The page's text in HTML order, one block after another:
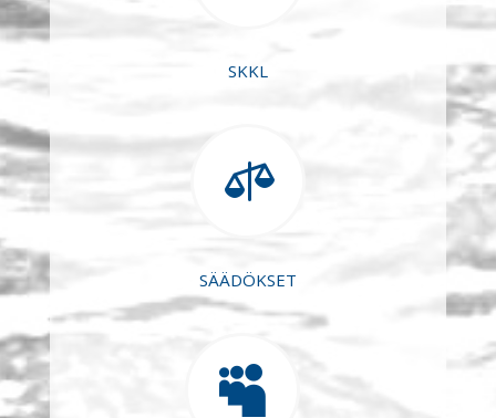
SKKL

SÄÄDÖKSET
